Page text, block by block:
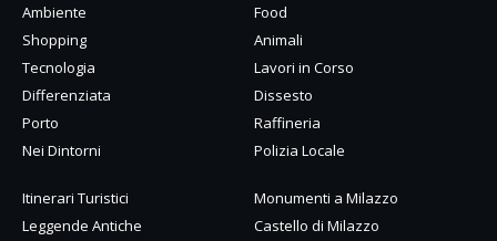
Ambiente
Food
Shopping
Animali
Tecnologia
Lavori in Corso
Differenziata
Dissesto
Porto
Raffineria
Nei Dintorni
Polizia Locale
Itinerari Turistici
Monumenti a Milazzo
Leggende Antiche
Castello di Milazzo